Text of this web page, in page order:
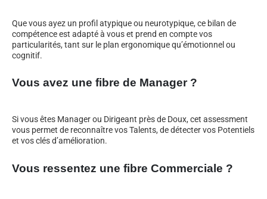
Que vous ayez un profil atypique ou neurotypique, ce bilan de
compétence est adapté à vous et prend en compte vos
particularités, tant sur le plan ergonomique qu’émotionnel ou
cognitif.
Vous avez une fibre de Manager ?
Si vous êtes Manager ou Dirigeant près de Doux, cet assessment
vous permet de reconnaître vos Talents, de détecter vos Potentiels
et vos clés d’amélioration.
Vous ressentez une fibre Commerciale ?